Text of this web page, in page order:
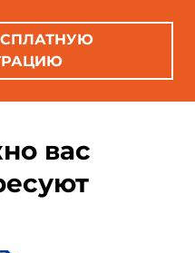
вас